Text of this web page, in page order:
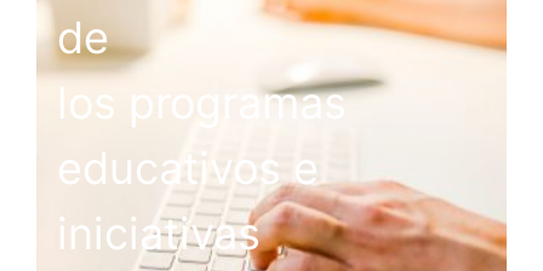
de
los programas
educativos e
iniciativas